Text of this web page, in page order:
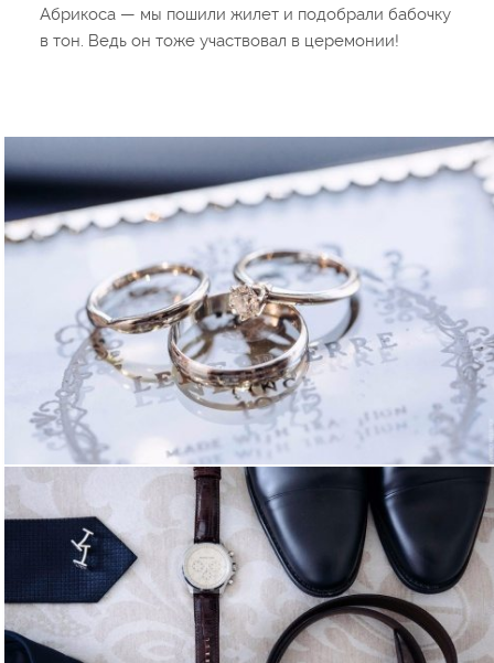
Абрикоса — мы пошили жилет и подобрали бабочку
в тон. Ведь он тоже участвовал в церемонии!